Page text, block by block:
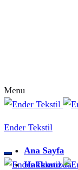
Menu
Ender Tekstil
Ana Sayfa
Hakkımızda